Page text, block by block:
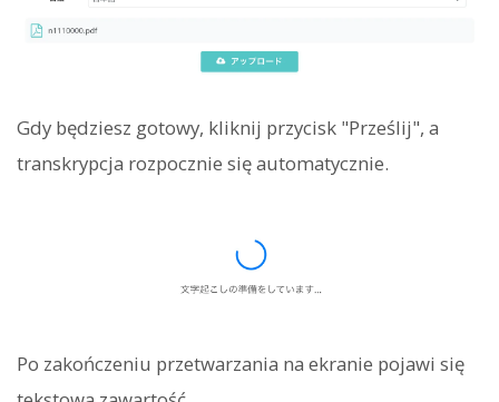
Gdy będziesz gotowy, kliknij przycisk "Prześlij", a
transkrypcja rozpocznie się automatycznie.
Po zakończeniu przetwarzania na ekranie pojawi się